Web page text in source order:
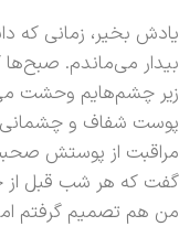
یادش بخیر، زمانی که
بیدار می‌ماندم.
زیر چشم‌هایم وحشت
پوست شفاف و چشمانی
مراقبت از پوستش
گفت که هر شب قبل از
من هم تصمیم گرفتم